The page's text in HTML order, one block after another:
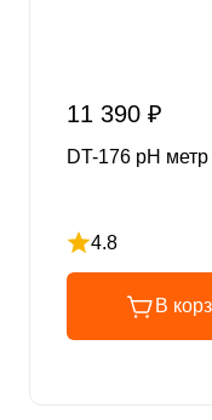
11 390 ₽
DT-176 pH
4.8
Рейтинг 4.8 из 5
В